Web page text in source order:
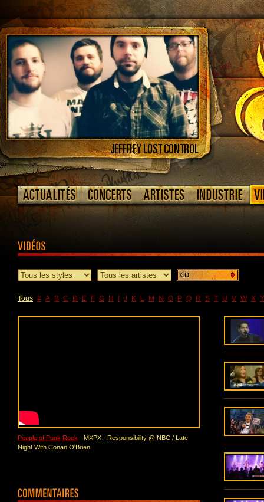
Tous # A B C D E F G H J K L M N O P Q R S T U V W X Y
People of Punk Rock - MXPX - Responsibility @ NBC / Late
Night With Conan O'Brien